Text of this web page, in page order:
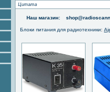
Цитата
Наш магазин:
Блоки питания для радиотехники: